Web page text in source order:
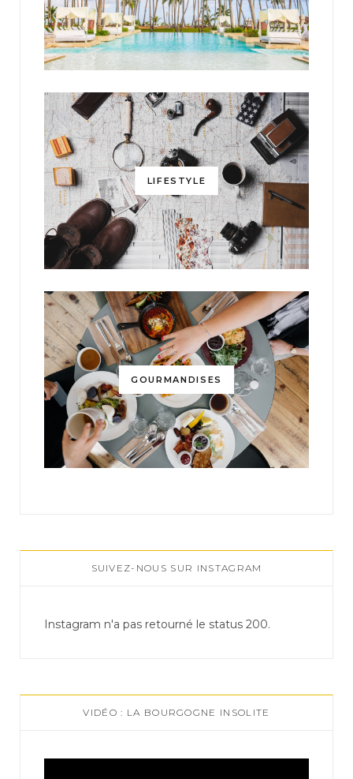
LIFESTYLE
GOURMANDISES
SUIVEZ-NOUS SUR INSTAGRAM
Instagram n'a pas retourné le status 200.
VIDÉO : LA BOURGOGNE INSOLITE